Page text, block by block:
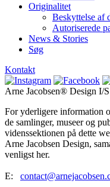
Originalitet
Beskyttelse af
Autoriserede
News & Stories
Søg
Kontakt
Arne Jacobsen® Design I/S
For yderligere information
de samlinger, museer og
videnssektionen på dette
Arne Jacobsen Design,
venligst her.
E: